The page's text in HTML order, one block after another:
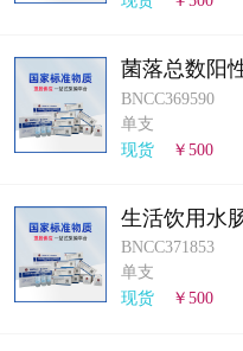
菌落总数阳
BNCC369590
单支
现货
￥500
生活饮用水
发酵法）
BNCC371853
单支
现货
￥500